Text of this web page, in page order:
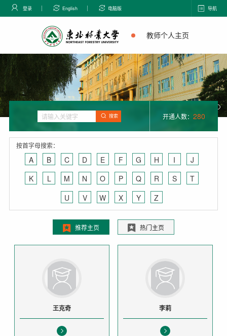
登录 English 电脑版 导航
教师个人主页
搜索 开通人数： 280
按首字母搜索：
A B C D E F G H I
J
K
L M N O P Q R S
T
U
V W X Y Z
推荐主页 热门主页
王克奇 李莉